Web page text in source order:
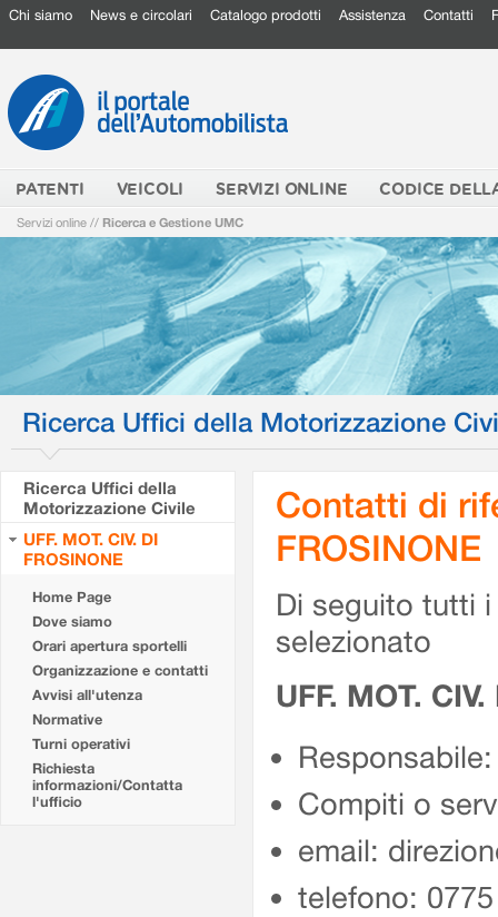
Chi siamo News e circolari Catalogo prodotti Assistenza Contatti
PATENTI VEICOLI SERVIZI ONLINE CODICE
Servizi online // Ricerca e Gestione UMC
Ricerca Uffici della Motorizzazione
Ricerca Uffici della
Motorizzazione Civile
UFF. MOT. CIV. DI
FROSINONE
Home Page
Dove siamo
Orari apertura sportelli
Organizzazione e contatti
Avvisi all'utenza
Normative
Turni operativi
Richiesta
informazioni/Contatta
l'ufficio
Contatti di
FROSINONE
Di seguito tutti
selezionato
UFF. MOT.
Compiti o
email:
telefono: